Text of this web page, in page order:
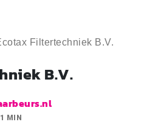
Filtertechniek B.V.
B.V.
1 MIN